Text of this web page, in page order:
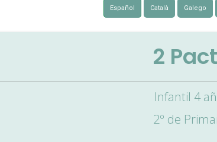
Español Català Galego
2
Infantil 4
2º de